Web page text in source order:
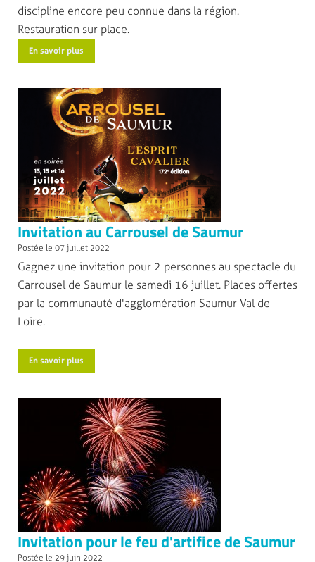
discipline encore peu connue dans la région.
Restauration sur place.
En savoir plus
Invitation au Carrousel de Saumur
Postée le 07 juillet 2022
Gagnez une invitation pour 2 personnes au spectacle du
Carrousel de Saumur le samedi 16 juillet. Places offertes
par la communauté d'agglomération Saumur Val de
Loire.
En savoir plus
Invitation pour le feu d'artifice de Saumur
Postée le 29 juin 2022